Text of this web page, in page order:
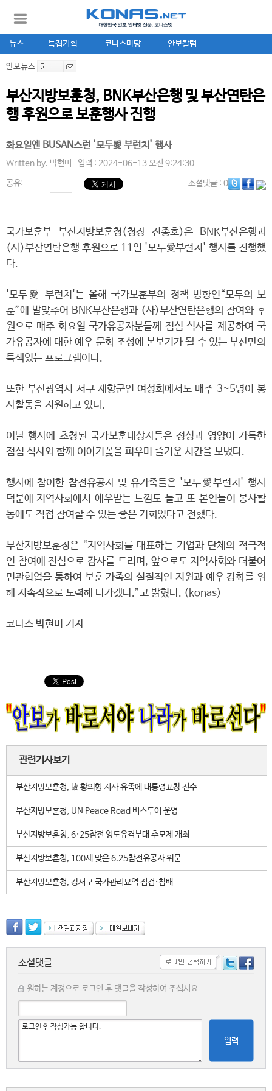
뉴스 특집기획 코나스마당 안보칼럼
안보뉴스
부산지방보훈청, BNK부산은행 및 부산연탄은
행 후원으로 보훈행사 진행
화요일엔 BUSAN스런 '모두愛 부런치' 행사
Written by. 박현미 입력 : 2024-06-13 오전 9:24:30
공유: 소셜댓글: 0
국가보훈부 부산지방보훈청(청장 전종호)은 BNK부산은행과
(사)부산연탄은행 후원으로 11일 '모두愛부런치' 행사를 진행했
다.
'모두愛 부런치'는 올해 국가보훈부의 정책 방향인“모두의 보
훈”에 발맞추어 BNK부산은행과 (사)부산연탄은행의 참여와 후
원으로 매주 화요일 국가유공자분들께 점심 식사를 제공하여 국
가유공자에 대한 예우 문화 조성에 본보기가 될 수 있는 부산만의
특색있는 프로그램이다.
또한 부산광역시 서구 재향군인 여성회에서도 매주 3~5명이 봉
사활동을 지원하고 있다.
이날 행사에 초청된 국가보훈대상자들은 정성과 영양이 가득한
점심 식사와 함께 이야기꽃을 피우며 즐거운 시간을 보냈다.
행사에 참여한 참전유공자 및 유가족들은 '모두愛부런치' 행사
덕분에 지역사회에서 예우받는 느낌도 들고 또 본인들이 봉사활
동에도 직접 참여할 수 있는 좋은 기회였다고 전했다.
부산지방보훈청은 “지역사회를 대표하는 기업과 단체의 적극적
인 참여에 진심으로 감사를 드리며, 앞으로도 지역사회와 더불어
민관협업을 통하여 보훈 가족의 실질적인 지원과 예우 강화를 위
해 지속적으로 노력해 나가겠다.”고 밝혔다. (konas)
코나스 박현미 기자
관련기사보기
부산지방보훈청, 故 황의형 지사 유족에 대통령표창 전수
부산지방보훈청, UN Peace Road 버스투어 운영
부산지방보훈청, 6·25참전 영도유격부대 추모제 개최
부산지방보훈청, 100세 맞은 6.25참전유공자 위문
부산지방보훈청, 강서구 국가관리묘역 점검·참배
소셜댓글
원하는 계정으로 로그인 후 댓글을 작성하여 주십시요.
입력